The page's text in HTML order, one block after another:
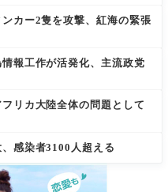
カー2隻を攻撃、紅海の緊張
報工作が活発化、主流政党
リカ大陸全体の問題として
感染者3100人超える